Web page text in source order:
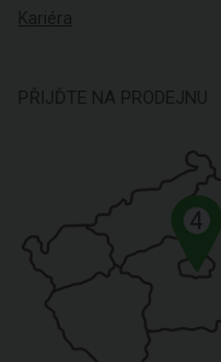
Kariéra
PŘIJĎTE NA PRODEJNU
4